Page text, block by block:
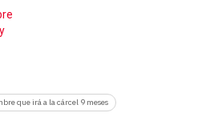
que irá a la cárcel 9 meses